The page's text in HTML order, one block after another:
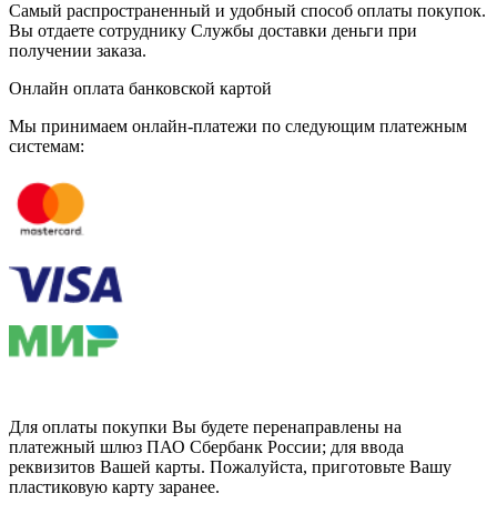
Самый распространенный и удобный способ оплаты покупок.
Вы отдаете сотруднику Службы доставки деньги при
получении заказа.
Онлайн оплата банковской картой
Мы принимаем онлайн-платежи по cледующим платежным
системам:
Для оплаты покупки Вы будете перенаправлены на
платежный шлюз ПАО Сбербанк России; для ввода
реквизитов Вашей карты. Пожалуйста, приготовьте Вашу
пластиковую карту заранее.